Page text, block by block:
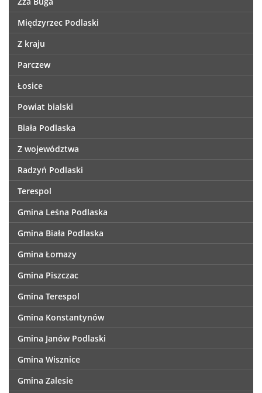
Międzyrzec Podlaski
Z kraju
Parczew
Łosice
Powiat bialski
Biała Podlaska
Z województwa
Radzyń Podlaski
Terespol
Gmina Leśna Podlaska
Gmina Biała Podlaska
Gmina Łomazy
Gmina Piszczac
Gmina Terespol
Gmina Konstantynów
Gmina Janów Podlaski
Gmina Wisznice
Gmina Zalesie